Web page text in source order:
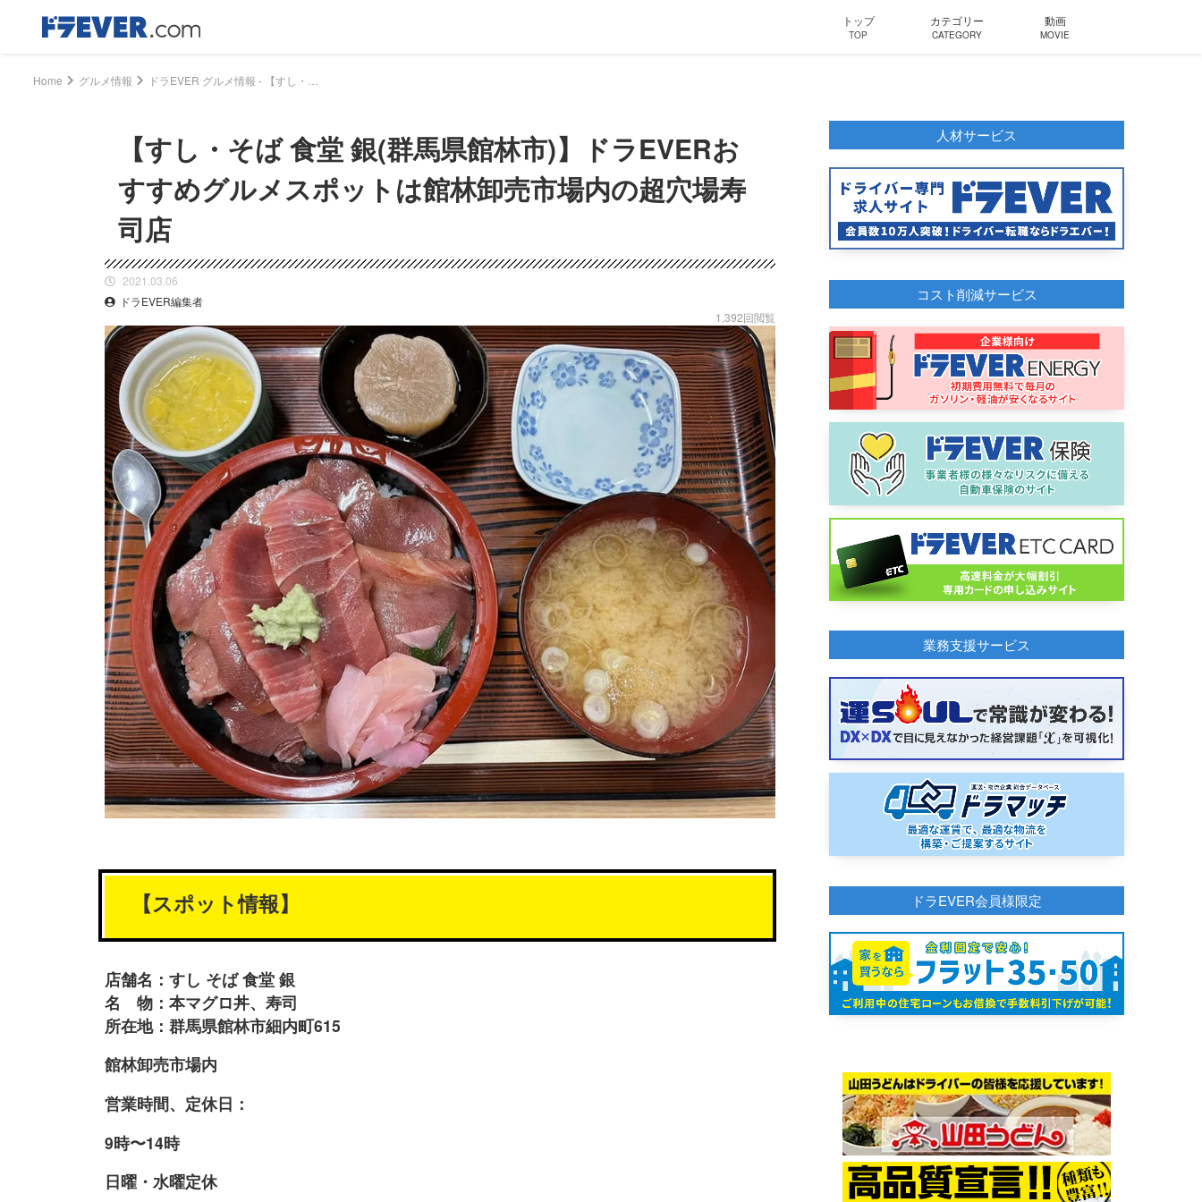
トップ
TOP
カテゴリー
CATEGORY
動画
MOVIE
Home グルメ情報
【すし・そば 食堂 銀(群馬県館林市)】ドラEVERお
すすめグルメスポットは館林卸売市場内の超穴場寿
司店
2021.03.06
ドラEVER編集者
1,392回閲覧
【スポット情報】
店舗名：すし そば 食堂 銀
名 物：本マグロ丼、寿司
所在地：群馬県館林市細内町615
館林卸売市場内
営業時間、定休日：
9時〜14時
日曜・水曜定休
人材サービス
コスト削減サービス
業務支援サービス
ドラEVER会員様限定